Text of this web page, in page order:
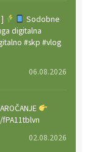
]
Sodobne
digitalna
#skp #vlog
06.08.2026
02.08.2026